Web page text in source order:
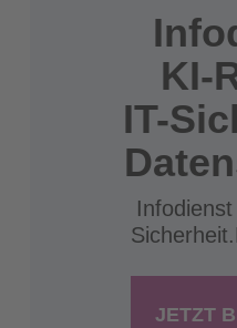
KI-
IT-
JETZT